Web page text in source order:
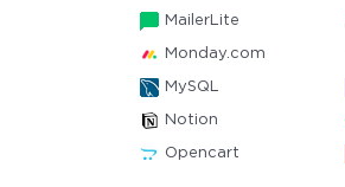
MailerLite
Monday.com
MySQL
Notion
Opencart